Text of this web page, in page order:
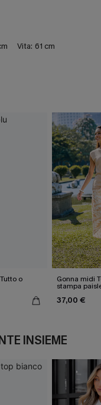
Vita: 61 cm
o Gonna midi
stampa
37,00 €
INSIEME